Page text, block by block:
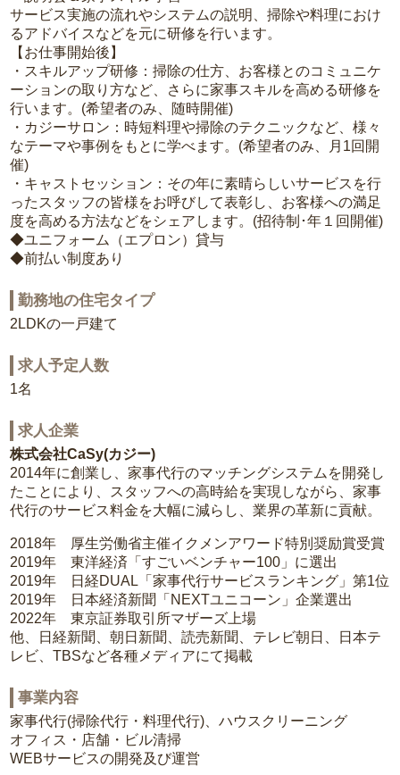
サービス実施の流れやシステムの説明、掃除や料理におけ
るアドバイスなどを元に研修を行います。
【お仕事開始後】
・スキルアップ研修：掃除の仕方、お客様とのコミュニケ
ーションの取り方など、さらに家事スキルを高める研修を
行います。(希望者のみ、随時開催)
・カジーサロン：時短料理や掃除のテクニックなど、様々
なテーマや事例をもとに学べます。(希望者のみ、月1回開
催)
・キャストセッション：その年に素晴らしいサービスを行
ったスタッフの皆様をお呼びして表彰し、お客様への満足
度を高める方法などをシェアします。(招待制･年１回開催)
◆ユニフォーム（エプロン）貸与
◆前払い制度あり
勤務地の住宅タイプ
2LDKの一戸建て
求人予定人数
1名
求人企業
株式会社CaSy(カジー)
2014年に創業し、家事代行のマッチングシステムを開発し
たことにより、スタッフへの高時給を実現しながら、家事
代行のサービス料金を大幅に減らし、業界の革新に貢献。
2018年 厚生労働省主催イクメンアワード特別奨励賞受賞
2019年 東洋経済「すごいベンチャー100」に選出
2019年 日経DUAL「家事代行サービスランキング」第1位
2019年 日本経済新聞「NEXTユニコーン」企業選出
2022年 東京証券取引所マザーズ上場
他、日経新聞、朝日新聞、読売新聞、テレビ朝日、日本テ
レビ、TBSなど各種メディアにて掲載
事業内容
家事代行(掃除代行・料理代行)、ハウスクリーニング
オフィス・店舗・ビル清掃
WEBサービスの開発及び運営